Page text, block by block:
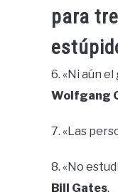
para
6. «Ni aún
Wolfgang
7. «Las
8. «No
Bill Gates.